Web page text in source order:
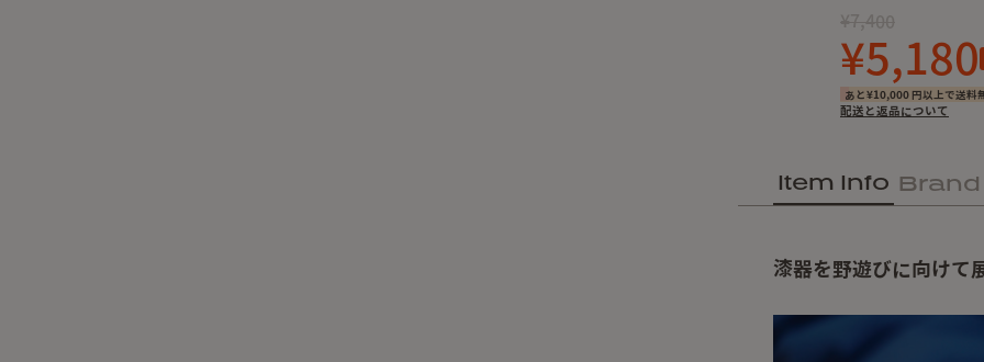
¥7,400
¥5,180
あと¥10,000 円以上で送料
配送と返品について
Item Info Brand
漆器を野遊びに向け